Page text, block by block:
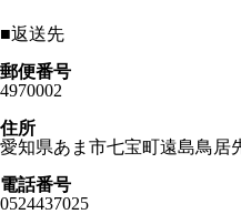
■返送先
郵便番号
4970002
住所
愛知県あま市七宝町遠島鳥居
電話番号
0524437025